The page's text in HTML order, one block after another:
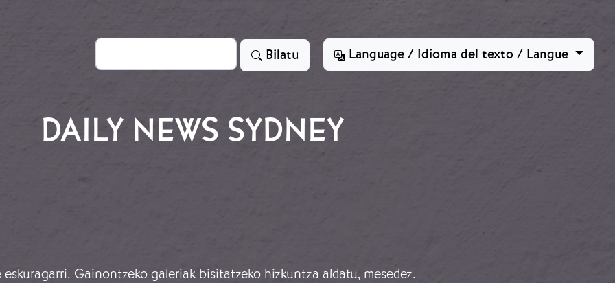
Bilatu Bilatu Language / Idioma del texto / Langue
DAILY NEWS SYDNEY
Gainontzeko galeriak bisitatzeko hizkuntza aldatu, mesedez.